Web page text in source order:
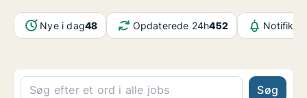
Nye i dag48 Opdaterede 24h452
Søg